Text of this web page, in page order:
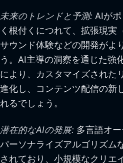
未来のトレンドと予測: AIが
く根付くにつれて、拡張現実
サウンド体験などの開発がよ
う。AI主導の洞察を通じた強
により、カスタマイズされた
進化し、コンテンツ配信の新
れるでしょう。
潜在的なAIの発展: 多言語オ
パーソナライズアルゴリズム
されており、小規模なクリエ